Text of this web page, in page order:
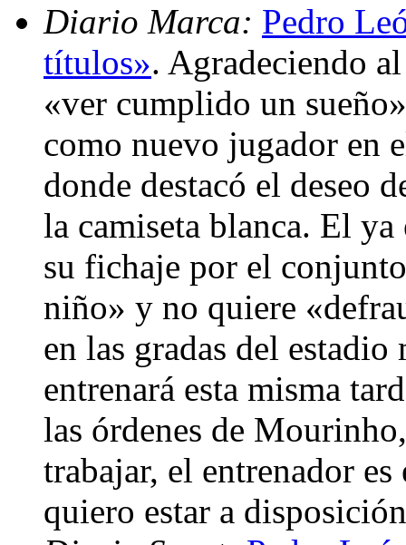
Diario Marca: Pedro
títulos». Agradeciendo
«ver cumplido un
como nuevo jugador en
donde destacó el deseo
la camiseta blanca. El
su fichaje por el
niño» y no quiere
en las gradas del
entrenará esta misma
las órdenes de
trabajar, el entrenador
quiero estar a